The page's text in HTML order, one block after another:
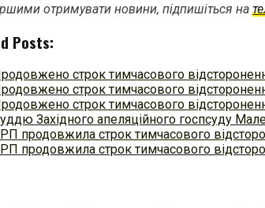
отримувати новини, підпишіться на
Posts:
строк тимчасового
строк тимчасового
строк тимчасового
Західного апеляційного госпсуду
продовжила строк тимчасового
продовжила строк тимчасового